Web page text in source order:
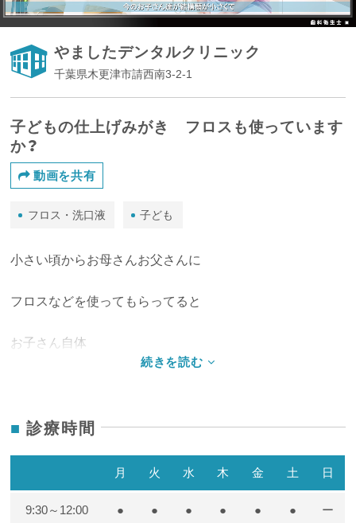
やましたデンタルクリニック
千葉県木更津市請西南3-2-1
子どもの仕上げみがき フロスも使っています
か？
動画を共有
フロス・洗口液 子ども
小さい頃からお母さんお父さんに
フロスなどを使ってもらってると
お子さん自体
大人になってもやるという習慣がつくので
まずは小さいうちから
フロスは仕上げ磨きの際でも良いので
診療時間
月 火 水 木 金 土 日
9:30～12:00 ● ● ● ● ● ● ー